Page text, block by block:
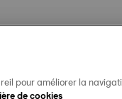
BRACELET
pour améliorer la
de cookies